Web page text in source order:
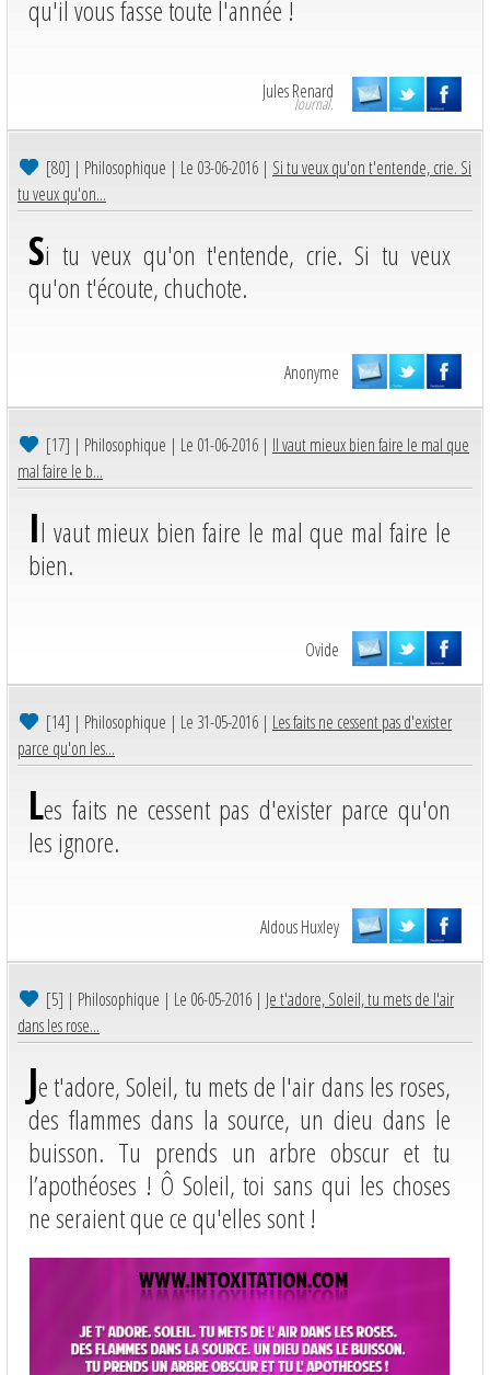
qu'il vous fasse toute l'année !
Jules Renard
Journal.
[80] | Philosophique | Le 03-06-2016 | Si tu veux qu'on t'entende, crie. Si
tu veux qu'on...
Si tu veux qu'on t'entende, crie. Si tu veux
qu'on t'écoute, chuchote.
Anonyme
[17] | Philosophique | Le 01-06-2016 | Il vaut mieux bien faire le mal que
mal faire le b...
Il vaut mieux bien faire le mal que mal faire le
bien.
Ovide
[14] | Philosophique | Le 31-05-2016 | Les faits ne cessent pas d'exister
parce qu'on les...
Les faits ne cessent pas d'exister parce qu'on
les ignore.
Aldous Huxley
[5] | Philosophique | Le 06-05-2016 | Je t'adore, Soleil, tu mets de l'air
dans les rose...
Je t'adore, Soleil, tu mets de l'air dans les roses,
des flammes dans la source, un dieu dans le
buisson. Tu prends un arbre obscur et tu
l’apothéoses ! Ô Soleil, toi sans qui les choses
ne seraient que ce qu'elles sont !